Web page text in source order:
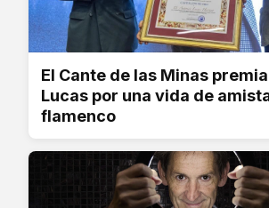
El Cante de las Minas
Lucas por una vida de
flamenco